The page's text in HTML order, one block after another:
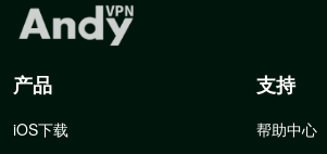
产品
iOS下载
支持
帮助中心